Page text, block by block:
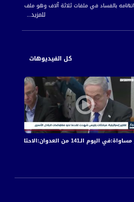
بالفساد في ملفات ثلاثة آلاف وهو ملف
للمزيد...
كل الفيديوهات
الـ141 من العدوان:الاحتلال يكثف قصفه على قطاع غزة مخلّفا عشرات الشهداء والجرحى